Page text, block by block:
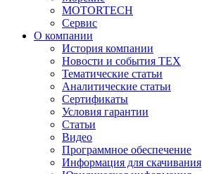
MOTORTECH
Сервис
О компании
История компании
Новости и события ТЕХ
Тематические статьи
Аналитические статьи
Сертификаты
Условия гарантии
Статьи
Видео
Программное обеспечение
Информация для скачивания